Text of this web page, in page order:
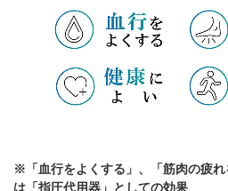
※「血行をよくする」、「筋肉の疲れ
は「指圧代用器」としての効果